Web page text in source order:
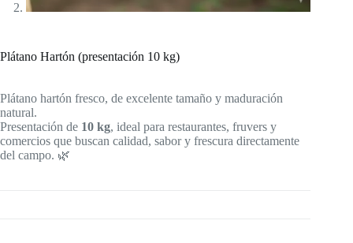
Plátano Hartón (presentación 10 kg)
Plátano hartón fresco, de excelente tamaño y maduración
natural.
Presentación de 10 kg, ideal para restaurantes, fruvers y
comercios que buscan calidad, sabor y frescura directamente
del campo. 🌿